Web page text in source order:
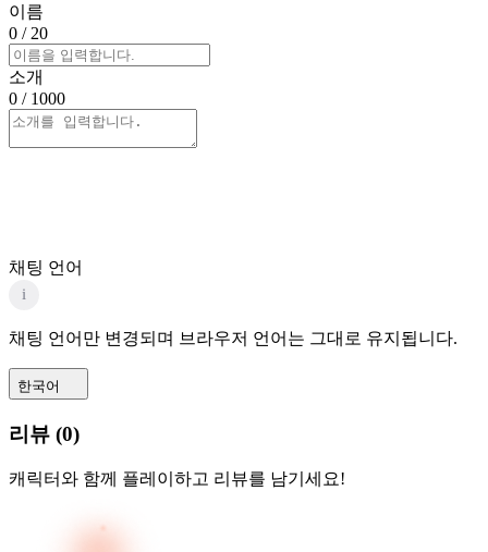
이름
0 / 20
소개
0 / 1000
채팅 언어
i
채팅 언어만 변경되며 브라우저 언어는 그대로 유지됩니다.
한국어
리뷰 (0)
캐릭터와 함께 플레이하고 리뷰를 남기세요!